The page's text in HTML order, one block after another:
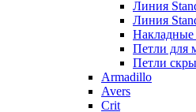
Линия
Линия
Накладные
Петли для
Петли
Armadillo
Avers
Crit